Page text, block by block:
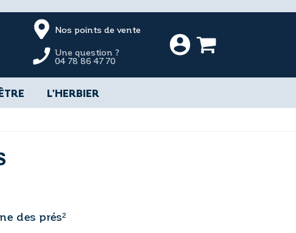
Une question ?
04 78 86 47 70
Nos points de vente
L'HERBIER
des prés²